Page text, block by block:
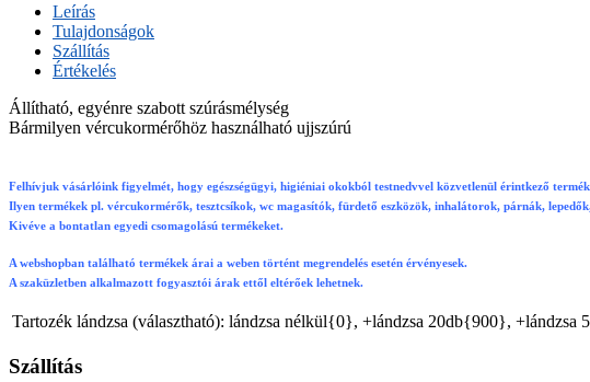
Leírás
Tulajdonságok
Szállítás
Értékelés
Állítható, egyénre szabott szúrásmélység
Bármilyen vércukormérőhöz használható ujjszúrú
Felhívjuk vásárlóink figyelmét, hogy egészségügyi, higiéniai okokból testnedvvel közvetlenül érintkező
Ilyen termékek pl. vércukormérők, tesztcsíkok, wc magasítók, fürdető eszközök, inhalátorok, párnák,
Kivéve a bontatlan egyedi csomagolású termékeket.
A webshopban található termékek árai a weben történt megrendelés esetén érvényesek.
A szaküzletben alkalmazott fogyasztói árak ettől eltérőek lehetnek.
Tartozék lándzsa (választható): lándzsa nélkül{0}, +lándzsa 20db{900}, +lándzsa
Szállítás